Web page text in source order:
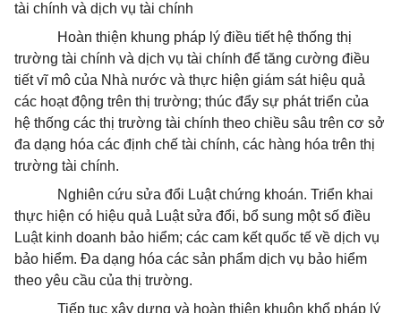
tài chính và dịch vụ tài chính
Hoàn thiện khung pháp lý điều tiết hệ thống thị
trường tài chính và dịch vụ tài chính để tăng cường điều
tiết vĩ mô của Nhà nước và thực hiện giám sát hiệu quả
các hoạt động trên thị trường; thúc đẩy sự phát triển của
hệ thống các thị trường tài chính theo chiều sâu trên cơ sở
đa dạng hóa các định chế tài chính, các hàng hóa trên thị
trường tài chính.
Nghiên cứu sửa đổi Luật chứng khoán. Triển khai
thực hiện có hiệu quả Luật sửa đổi, bổ sung một số điều
Luật kinh doanh bảo hiểm; các cam kết quốc tế về dịch vụ
bảo hiểm. Đa dạng hóa các sản phẩm dịch vụ bảo hiểm
theo yêu cầu của thị trường.
Tiếp tục xây dựng và hoàn thiện khuôn khổ pháp lý